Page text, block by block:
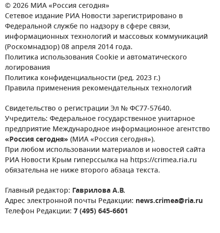
© 2026 МИА «Россия сегодня»
Сетевое издание РИА Новости зарегистрировано в
Федеральной службе по надзору в сфере связи,
информационных технологий и массовых коммуникаций
(Роскомнадзор) 08 апреля 2014 года.
Политика использования Cookie и автоматического
логирования
Политика конфиденциальности (ред. 2023 г.)
Правила применения рекомендательных технологий
Свидетельство о регистрации Эл № ФС77-57640.
Учредитель: Федеральное государственное унитарное
предприятие Международное информационное агентство
«Россия сегодня» (МИА «Россия сегодня»).
При любом использовании материалов и новостей сайта
РИА Новости Крым гиперссылка на https://crimea.ria.ru
обязательна не ниже второго абзаца текста.
Главный редактор: Гаврилова А.В.
Адрес электронной почты Редакции: news.crimea@ria.ru
Телефон Редакции: 7 (495) 645-6601